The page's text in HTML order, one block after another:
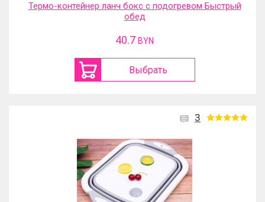
Термо-контейнер ланч бокс с подогревом Быстрый
обед
40.7 BYN
Выбрать
3